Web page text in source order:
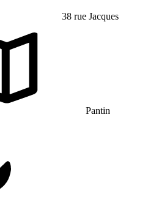
38 rue Jacques
Pantin